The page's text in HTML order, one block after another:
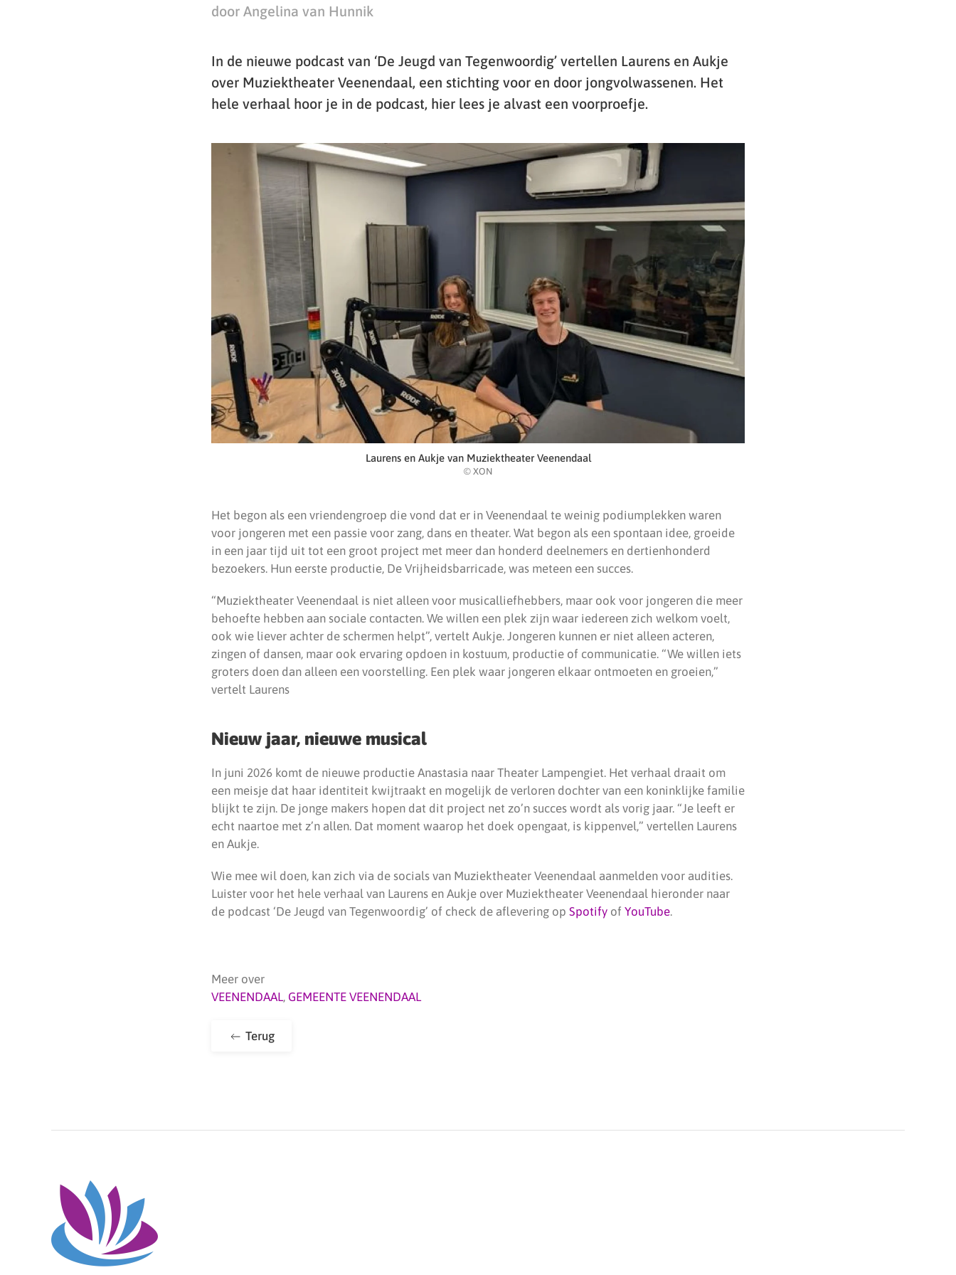
door Angelina van Hunnik
In de nieuwe podcast van ‘De Jeugd van Tegenwoordig’ vertellen Laurens en Aukje
over Muziektheater Veenendaal, een stichting voor en door jongvolwassenen. Het
hele verhaal hoor je in de podcast, hier lees je alvast een voorproefje.
Laurens en Aukje van Muziektheater Veenendaal
© XON
Het begon als een vriendengroep die vond dat er in Veenendaal te weinig podiumplekken waren
voor jongeren met een passie voor zang, dans en theater. Wat begon als een spontaan idee, groeide
in een jaar tijd uit tot een groot project met meer dan honderd deelnemers en dertienhonderd
bezoekers. Hun eerste productie, De Vrijheidsbarricade, was meteen een succes.
“Muziektheater Veenendaal is niet alleen voor musicalliefhebbers, maar ook voor jongeren die meer
behoefte hebben aan sociale contacten. We willen een plek zijn waar iedereen zich welkom voelt,
ook wie liever achter de schermen helpt”, vertelt Aukje. Jongeren kunnen er niet alleen acteren,
zingen of dansen, maar ook ervaring opdoen in kostuum, productie of communicatie. “We willen iets
groters doen dan alleen een voorstelling. Een plek waar jongeren elkaar ontmoeten en groeien,”
vertelt Laurens
Nieuw jaar, nieuwe musical
In juni 2026 komt de nieuwe productie Anastasia naar Theater Lampengiet. Het verhaal draait om
een meisje dat haar identiteit kwijtraakt en mogelijk de verloren dochter van een koninklijke familie
blijkt te zijn. De jonge makers hopen dat dit project net zo’n succes wordt als vorig jaar. “Je leeft er
echt naartoe met z’n allen. Dat moment waarop het doek opengaat, is kippenvel,” vertellen Laurens
en Aukje.
Wie mee wil doen, kan zich via de socials van Muziektheater Veenendaal aanmelden voor audities.
Luister voor het hele verhaal van Laurens en Aukje over Muziektheater Veenendaal hieronder naar
de podcast ‘De Jeugd van Tegenwoordig’ of check de aflevering op Spotify of YouTube.
Meer over
VEENENDAAL, GEMEENTE VEENENDAAL
Terug